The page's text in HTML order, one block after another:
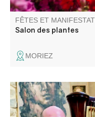
FÊTES ET
Salon des plantes
MORIEZ
Concert avec Magali
Nicolas Delclaud au